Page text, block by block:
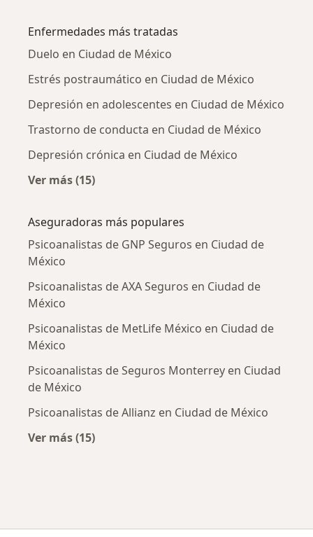
Enfermedades más tratadas
Duelo en Ciudad de México
Estrés postraumático en Ciudad de México
Depresión en adolescentes en Ciudad de México
Trastorno de conducta en Ciudad de México
Depresión crónica en Ciudad de México
Ver más (15)
Aseguradoras más populares
Psicoanalistas de GNP Seguros en Ciudad de
México
Psicoanalistas de AXA Seguros en Ciudad de
México
Psicoanalistas de MetLife México en Ciudad de
México
Psicoanalistas de Seguros Monterrey en Ciudad
de México
Psicoanalistas de Allianz en Ciudad de México
Ver más (15)